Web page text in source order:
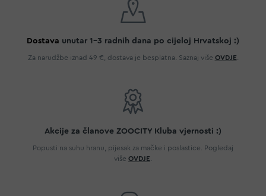
Dostava unutar 1-3 radnih dana po cijeloj Hrvatskoj :)
Za narudžbe iznad 49 €, dostava je besplatna. Saznaj više OVDJE
Akcije za članove ZOOCITY Kluba vjernosti :)
Popusti na suhu hranu, pijesak za mačke i poslastice. Pogledaj
više OVDJE